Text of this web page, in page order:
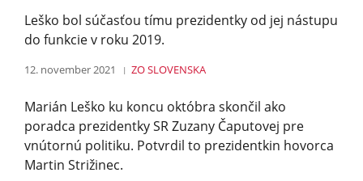
Leško bol súčasťou tímu prezidentky od jej nástupu
do funkcie v roku 2019.
12. november 2021 ZO SLOVENSKA
Marián Leško ku koncu októbra skončil ako
poradca prezidentky SR Zuzany Čaputovej pre
vnútornú politiku. Potvrdil to prezidentkin hovorca
Martin Strižinec.